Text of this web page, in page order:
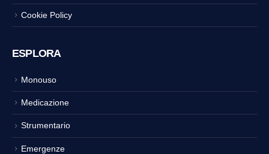
Cookie Policy
ESPLORA
Monouso
Medicazione
Strumentario
Emergenze